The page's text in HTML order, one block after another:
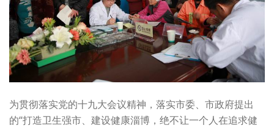
为贯彻落实党的十九大会议精神，落实市委、市政府提出
的“打造卫生强市、建设健康淄博，绝不让一个人在追求健